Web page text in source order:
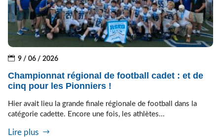
9 / 06 / 2026
Championnat régional de football cadet : et de
cinq pour les Pionniers !
Hier avait lieu la grande finale régionale de football dans la
catégorie cadette. Encore une fois, les athlètes...
Lire plus